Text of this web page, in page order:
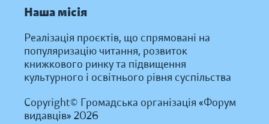
Наша місія
Реалізація проєктів, що спрямовані на
популяризацію читання, розвиток
книжкового ринку та підвищення
культурного і освітнього рівня суспільства
Copyright© Громадська організація «Форум
видавців» 2026